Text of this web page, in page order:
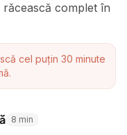
complet în
cel puțin 30 minute
8 min